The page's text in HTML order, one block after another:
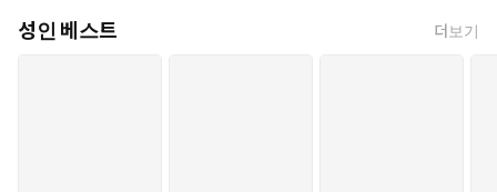
성인 베스트 더보기